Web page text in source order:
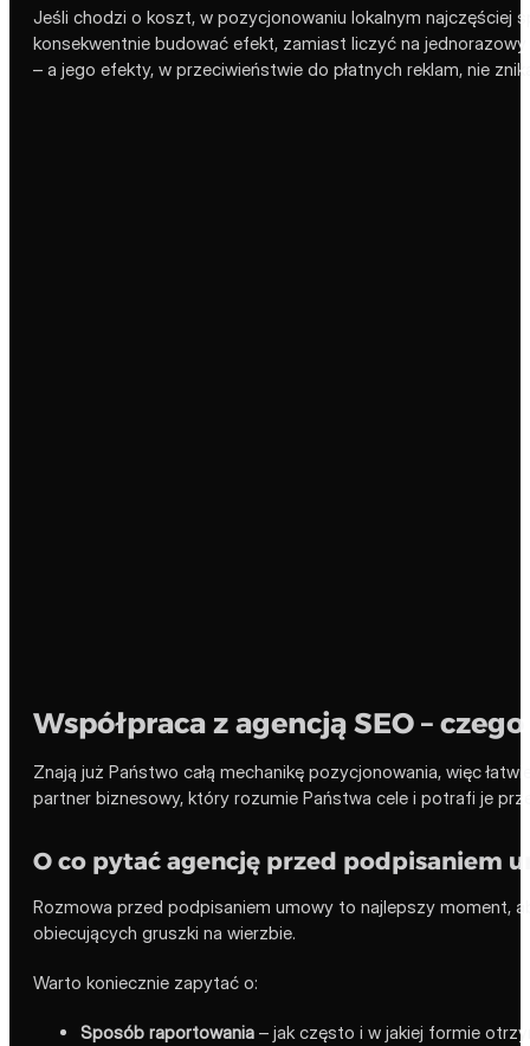
Jeśli chodzi o koszt, w pozycjonowaniu lokalnym najczęściej
konsekwentnie budować efekt, zamiast liczyć na
– a jego efekty, w przeciwieństwie do płatnych reklam, nie
Współpraca z agencją SEO –
Znają już Państwo całą mechanikę pozycjonowania, więc
partner biznesowy, który rozumie Państwa cele i potrafi je
O co pytać agencję przed podpisaniem
Rozmowa przed podpisaniem umowy to najlepszy moment,
obiecujących gruszki na wierzbie.
Warto koniecznie zapytać o:
Sposób raportowania – jak często i w jakiej formie